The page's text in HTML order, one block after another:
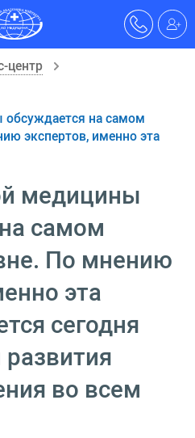
центр
на самом
экспертов, именно эта
медицины
самом
По мнению
эта
сегодня
во всем